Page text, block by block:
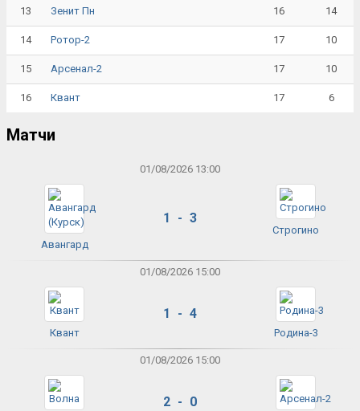
13 Зенит Пн 16 14
14 Ротор-2 17 10
15 Арсенал-2 17 10
16 Квант 17 6
Матчи
01/08/2026 13:00
Авангард
1 - 3
Строгино
01/08/2026 15:00
Квант
1 - 4
Родина-3
01/08/2026 15:00
2 - 0